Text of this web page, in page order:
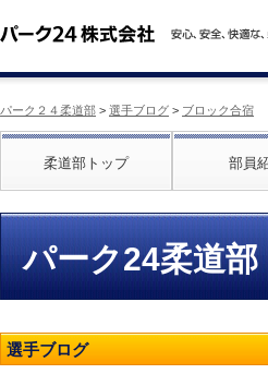
パーク２４柔道部 > 選手ブログ > ブロック合宿
柔道部トップ 部員
パーク24柔道部
選手ブログ